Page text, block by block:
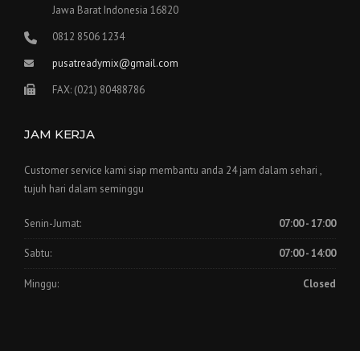
Jawa Barat Indonesia 16820
0812 8506 1234
pusatreadymix@gmail.com
FAX: (021) 80488786
JAM KERJA
Customer service kami siap membantu anda 24 jam dalam sehari ,
tujuh hari dalam seminggu
Senin-Jumat: 07:00 - 17:00
Sabtu: 07:00 - 14:00
Minggu: Closed